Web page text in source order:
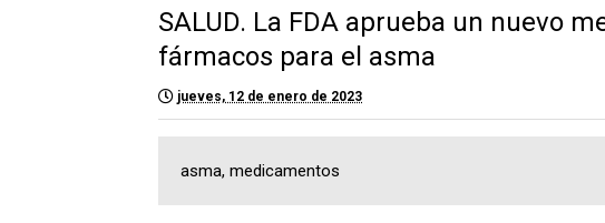
SALUD. La FDA aprueba un nuevo
fármacos para el asma
jueves, 12 de enero de 2023
asma, medicamentos